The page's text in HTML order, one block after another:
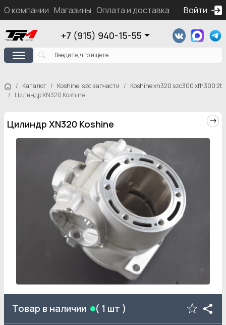
О компании Магазины Оплата и доставка Контакты
Войти
+7 (915) 940-15-55
Каталог Koshine, szc запчасти
Koshine xn320 szc300 xfh300 2t
Цилиндр XN320 Koshine
Цилиндр XN320 Koshine
Товар в наличии ( 1 шт )